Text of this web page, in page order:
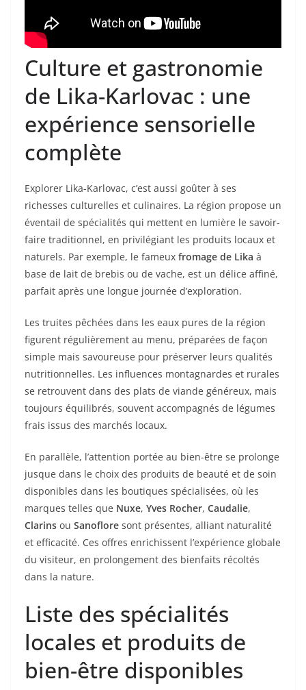
Culture et gastronomie
de Lika-Karlovac : une
expérience sensorielle
complète
Explorer Lika-Karlovac, c’est aussi goûter à ses
richesses culturelles et culinaires. La région propose un
éventail de spécialités qui mettent en lumière le savoir-
faire traditionnel, en privilégiant les produits locaux et
naturels. Par exemple, le fameux fromage de Lika à
base de lait de brebis ou de vache, est un délice affiné,
parfait après une longue journée d’exploration.
Les truites pêchées dans les eaux pures de la région
figurent régulièrement au menu, préparées de façon
simple mais savoureuse pour préserver leurs qualités
nutritionnelles. Les influences montagnardes et rurales
se retrouvent dans des plats de viande généreux, mais
toujours équilibrés, souvent accompagnés de légumes
frais issus des marchés locaux.
En parallèle, l’attention portée au bien-être se prolonge
jusque dans le choix des produits de beauté et de soin
disponibles dans les boutiques spécialisées, où les
marques telles que Nuxe, Yves Rocher, Caudalie,
Clarins ou Sanoflore sont présentes, alliant naturalité
et efficacité. Ces offres enrichissent l’expérience globale
du visiteur, en prolongement des bienfaits récoltés
dans la nature.
Liste des spécialités
locales et produits de
bien-être disponibles